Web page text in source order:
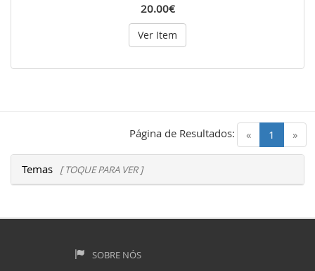
20.00€
Ver Item
« 1 (current)
»
Página de Resultados:
Temas [ TOQUE PARA VER ]
SOBRE NÓS